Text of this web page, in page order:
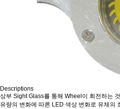
Descriptions
상부 Sight Glass를 통해 Wheel이 회전하는
유량의 변화에 따른 LED 색상 변화로 유체의